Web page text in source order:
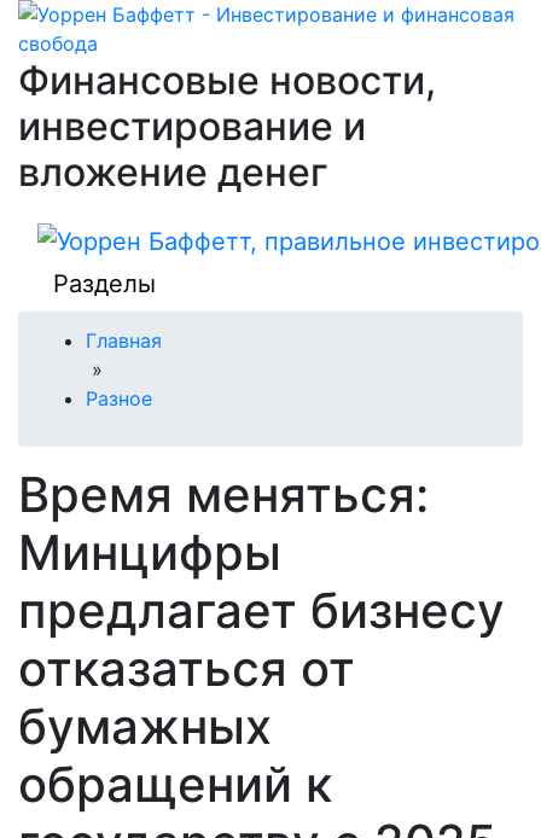
Финансовые новости,
инвестирование и
вложение денег
Разделы
Главная
»
Разное
Время меняться:
Минцифры
предлагает бизнесу
отказаться от
бумажных
обращений к